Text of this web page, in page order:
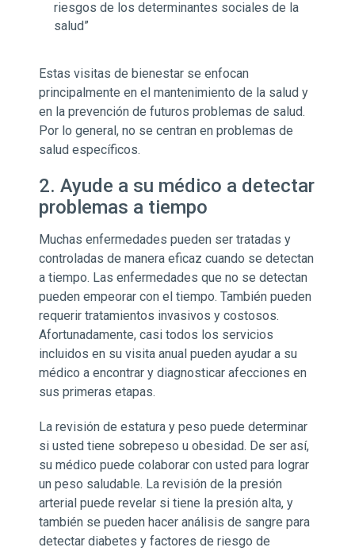
riesgos de los determinantes sociales de la
salud”
Estas visitas de bienestar se enfocan
principalmente en el mantenimiento de la salud y
en la prevención de futuros problemas de salud.
Por lo general, no se centran en problemas de
salud específicos.
2. Ayude a su médico a detectar
problemas a tiempo
Muchas enfermedades pueden ser tratadas y
controladas de manera eficaz cuando se detectan
a tiempo. Las enfermedades que no se detectan
pueden empeorar con el tiempo. También pueden
requerir tratamientos invasivos y costosos.
Afortunadamente, casi todos los servicios
incluidos en su visita anual pueden ayudar a su
médico a encontrar y diagnosticar afecciones en
sus primeras etapas.
La revisión de estatura y peso puede determinar
si usted tiene sobrepeso u obesidad. De ser así,
su médico puede colaborar con usted para lograr
un peso saludable. La revisión de la presión
arterial puede revelar si tiene la presión alta, y
también se pueden hacer análisis de sangre para
detectar diabetes y factores de riesgo de